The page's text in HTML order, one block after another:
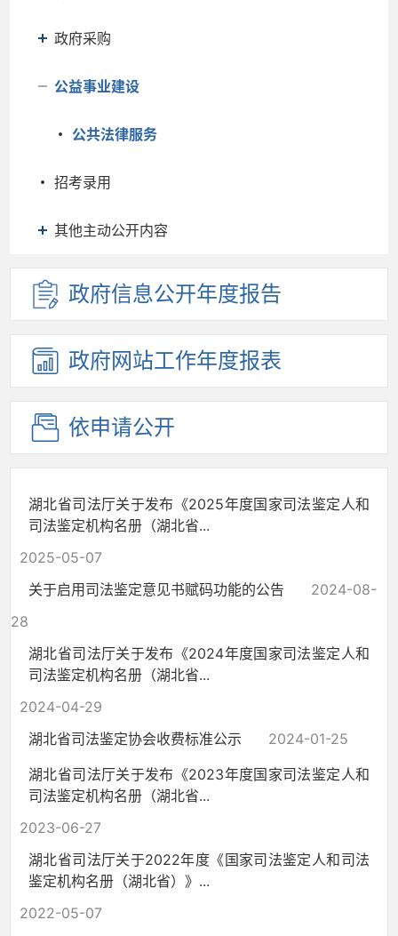
政府采购
公益事业建设
公共法律服务
招考录用
其他主动公开内容
政府信息公开年度报告
政府网站工作年度报表
依申请公开
湖北省司法厅关于发布《2025年度国家司法鉴定人和
司法鉴定机构名册（湖北省...
2025-05-07
关于启用司法鉴定意见书赋码功能的公告
2024-08-
28
湖北省司法厅关于发布《2024年度国家司法鉴定人和
司法鉴定机构名册（湖北省...
2024-04-29
湖北省司法鉴定协会收费标准公示
2024-01-25
湖北省司法厅关于发布《2023年度国家司法鉴定人和
司法鉴定机构名册（湖北省...
2023-06-27
湖北省司法厅关于2022年度《国家司法鉴定人和司法
鉴定机构名册（湖北省）》...
2022-05-07